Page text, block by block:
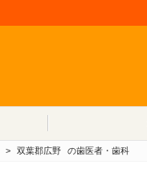
> 双葉郡広野 の歯医者・歯科